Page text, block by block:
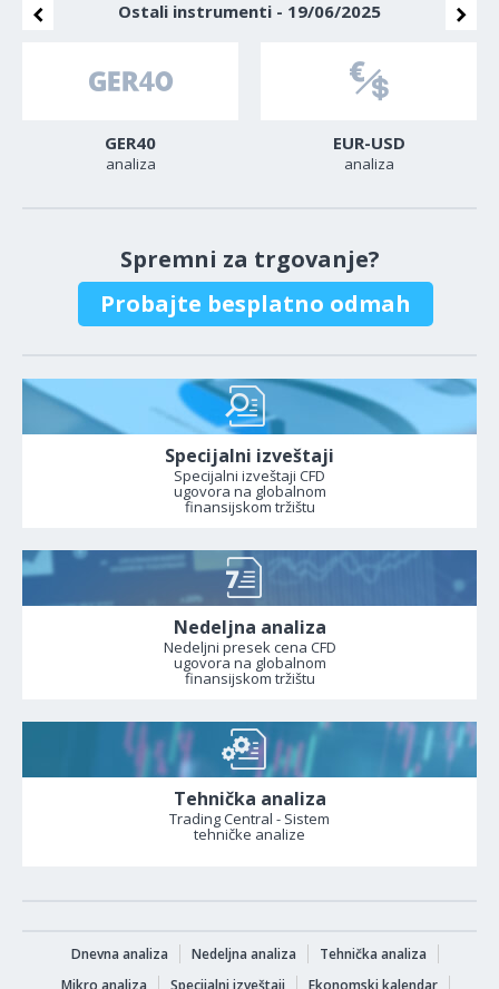
Ostali instrumenti - 19/06/2025
GER40
analiza
EUR-USD
analiza
Spremni za trgovanje?
Probajte besplatno odmah
Specijalni izveštaji
Specijalni izveštaji CFD
ugovora na globalnom
finansijskom tržištu
Nedeljna analiza
Nedeljni presek cena CFD
ugovora na globalnom
finansijskom tržištu
Tehnička analiza
Trading Central - Sistem
tehničke analize
Dnevna analiza Nedeljna analiza
Tehnička analiza
Mikro analiza
Specijalni izveštaji Ekonomski kalendar